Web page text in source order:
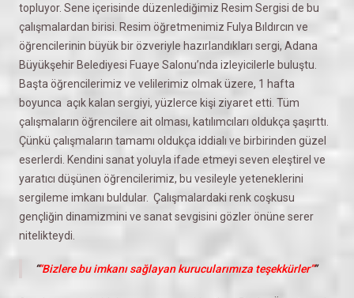
topluyor. Sene içerisinde düzenlediğimiz Resim Sergisi de bu
çalışmalardan birisi. Resim öğretmenimiz Fulya Bıldırcın ve
öğrencilerinin büyük bir özveriyle hazırlandıkları sergi, Adana
Büyükşehir Belediyesi Fuaye Salonu’nda izleyicilerle buluştu.
Başta öğrencilerimiz ve velilerimiz olmak üzere, 1 hafta
boyunca açık kalan sergiyi, yüzlerce kişi ziyaret etti. Tüm
çalışmaların öğrencilere ait olması, katılımcıları oldukça şaşırttı.
Çünkü çalışmaların tamamı oldukça iddialı ve birbirinden güzel
eserlerdi. Kendini sanat yoluyla ifade etmeyi seven eleştirel ve
yaratıcı düşünen öğrencilerimiz, bu vesileyle yeteneklerini
sergileme imkanı buldular. Çalışmalardaki renk coşkusu
gençliğin dinamizmini ve sanat sevgisini gözler önüne serer
nitelikteydi.
“Bizlere bu imkanı sağlayan kurucularımıza teşekkürler”